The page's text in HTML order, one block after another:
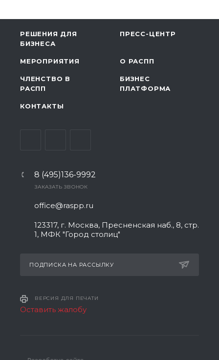
РЕШЕНИЯ ДЛЯ
БИЗНЕСА
ПРЕСС-ЦЕНТР
МЕРОПРИЯТИЯ О РАСПП
ЧЛЕНСТВО В
РАСПП
БИЗНЕС
ПЛАТФОРМА
КОНТАКТЫ
8 (495)136-9992
ЗАКАЗАТЬ ЗВОНОК
office@raspp.ru
123317, г. Москва, Пресненская наб., 8, стр.
1, МФК "Город столиц"
ПОДПИСКА НА РАССЫЛКУ
ВЕРСИЯ ДЛЯ ПЕЧАТИ
Оставить жалобу